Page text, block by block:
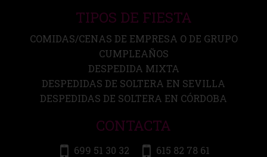
TIPOS DE FIESTA
COMIDAS/CENAS DE EMPRESA O DE GRUPO
CUMPLEAÑOS
DESPEDIDA MIXTA
DESPEDIDAS DE SOLTERA EN SEVILLA
DESPEDIDAS DE SOLTERA EN CÓRDOBA
CONTACTA
699 51 30 32
615 82 78 61